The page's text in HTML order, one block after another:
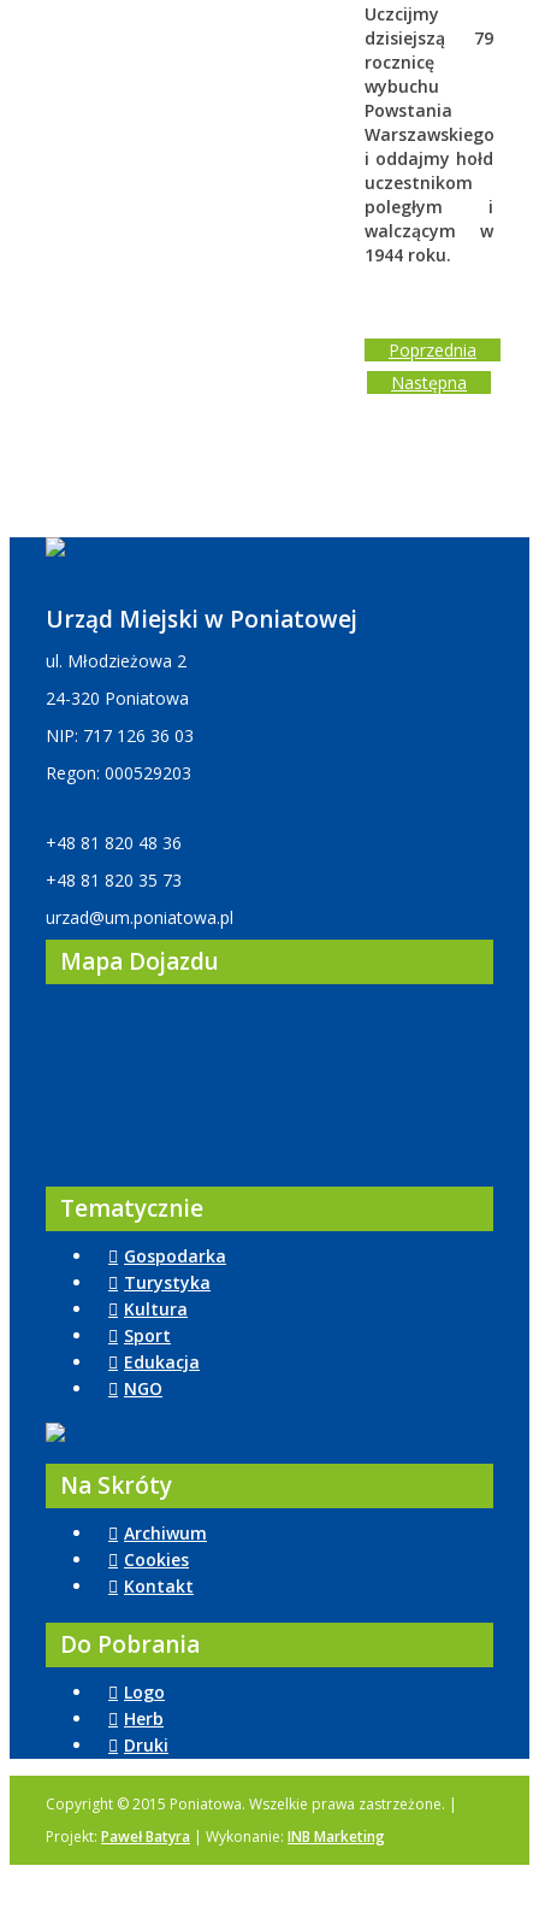
Uczcijmy
dzisiejszą 79
rocznicę
wybuchu
Powstania
Warszawskiego
i oddajmy hołd
uczestnikom
poległym i
walczącym w
1944 roku.
Poprzednia
Następna
Urząd Miejski w Poniatowej
ul. Młodzieżowa 2
24-320 Poniatowa
NIP: 717 126 36 03
Regon: 000529203
+48 81 820 48 36
+48 81 820 35 73
urzad@um.poniatowa.pl
Mapa Dojazdu
Tematycznie
Gospodarka
Turystyka
Kultura
Sport
Edukacja
NGO
Na Skróty
Archiwum
Cookies
Kontakt
Do Pobrania
Logo
Herb
Druki
Copyright © 2015 Poniatowa. Wszelkie prawa zastrzeżone. |
Projekt: Paweł Batyra | Wykonanie: INB Marketing